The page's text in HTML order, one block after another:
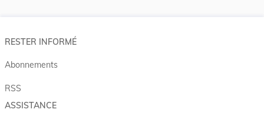
RESTER INFORMÉ
Abonnements
RSS
ASSISTANCE